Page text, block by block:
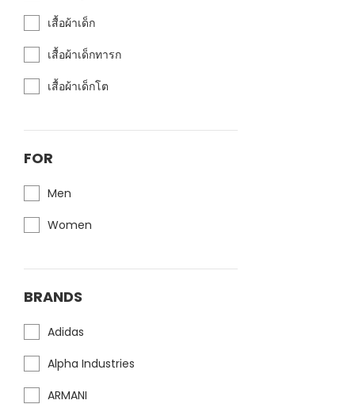
เสื้อผ้าเด็ก
เสื้อผ้าเด็กทารก
เสื้อผ้าเด็กโต
FOR
Men
Women
BRANDS
Adidas
Alpha Industries
ARMANI